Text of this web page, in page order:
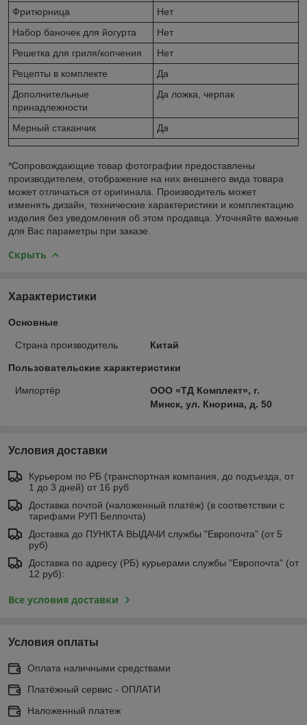
Фритюрница
Нет
Набор баночек для йогурта
Нет
Решетка для гриля/копчения
Нет
Рецепты в комплекте
Да
Дополнительные
принадлежности
Да ложка, черпак
Мерный стаканчик Да
*Сопровождающие товар фотографии предоставлены
производителем, отображение на них внешнего вида товара
может отличаться от оригинала. Производитель может
изменять дизайн, технические характеристики и комплектацию
изделия без уведомления об этом продавца. Уточняйте важные
для Вас параметры при заказе.
Скрыть
Характеристики
Основные
Страна производитель Китай
Пользовательские характеристики
Импортёр
ООО «ТД Комплект», г.
Минск, ул. Кнорина, д. 50
Условия доставки
Курьером по РБ (транспортная компания, до подъезда, от
1 до 3 дней) от 16 руб
Доставка почтой (наложенный платёж) (в соответствии с
тарифами РУП Белпочта)
Доставка до ПУНКТА ВЫДАЧИ службы "Европочта" (от 5
руб)
Доставка по адресу (РБ) курьерами службы "Европочта" (от
12 руб):
Все условия доставки
Условия оплаты
Оплата наличными средствами
Платёжный сервис - ОПЛАТИ
Наложенный платеж